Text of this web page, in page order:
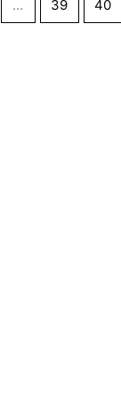
… 39 40